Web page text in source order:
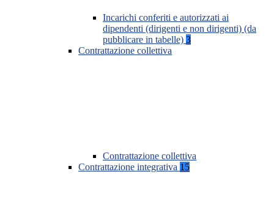
Incarichi conferiti e autorizzati ai
dipendenti (dirigenti e non dirigenti) (da
pubblicare in tabelle) 3
Contrattazione collettiva
Contrattazione collettiva
Contrattazione integrativa 15